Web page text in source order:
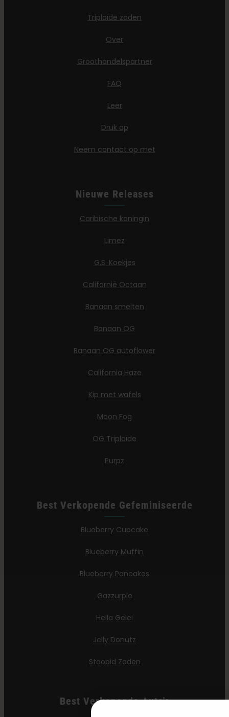
Triploïde zaden
Over
Groothandelspartner
FAQ
Leer
Druk op
Neem contact op met
Nieuwe Releases
Caribische koningin
Limez
G.S. Koekjes
Californië Octaan
Banaan smelten
Banaan OG
Banaan OG autoflower
California Haze
Kip met wafels
Moon Fog
OG Triploïde
Purpz
Best Verkopende Gefeminiseerde
Blueberry Cupcake
Blueberry Muffin
Blueberry Pancakes
Gazzurple
Hella Gelei
Jelly Donutz
Stoopid Zaden
Best Verkopende Auto's